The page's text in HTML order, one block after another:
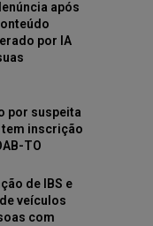
após
por IA
por suspeita
inscrição
TO
de IBS e
veículos
com